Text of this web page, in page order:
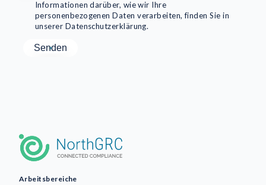
Informationen darüber, wie wir Ihre
personenbezogenen Daten verarbeiten, finden Sie in
unserer Datenschutzerklärung.
Arbeitsbereiche